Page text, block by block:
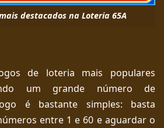
destacados na Loteria 65A
de loteria mais populares
um grande número de
é bastante simples: basta
entre 1 e 60 e aguardar o